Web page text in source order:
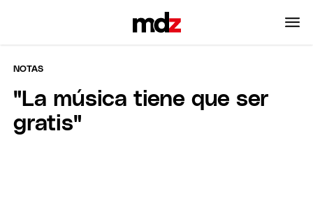
NOTAS
"La música tiene que ser
gratis"